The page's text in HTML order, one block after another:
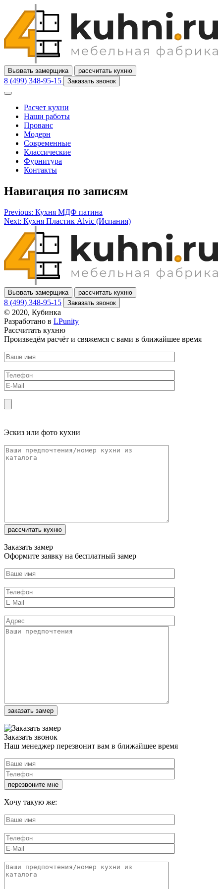
Вызвать замерщика рассчитать кухню
8 (499) 348-95-15 Заказать звонок
Расчет кухни
Наши работы
Прованс
Модерн
Современные
Классические
Фурнитура
Контакты
Навигация по записям
Previous: Кухня МДФ патина
Next: Кухня Пластик Alvic (Испания)
Вызвать замерщика рассчитать кухню
8 (499) 348-95-15 Заказать звонок
© 2020, Кубинка
Разработано в LPunity
Рассчитать кухню
Произведём расчёт и свяжемся с вами в ближайшее время
Эскиз или фото кухни
Заказать замер
Оформите заявку на бесплатный замер
Заказать звонок
Наш менеджер перезвонит вам в ближайшее время
Хочу такую же: